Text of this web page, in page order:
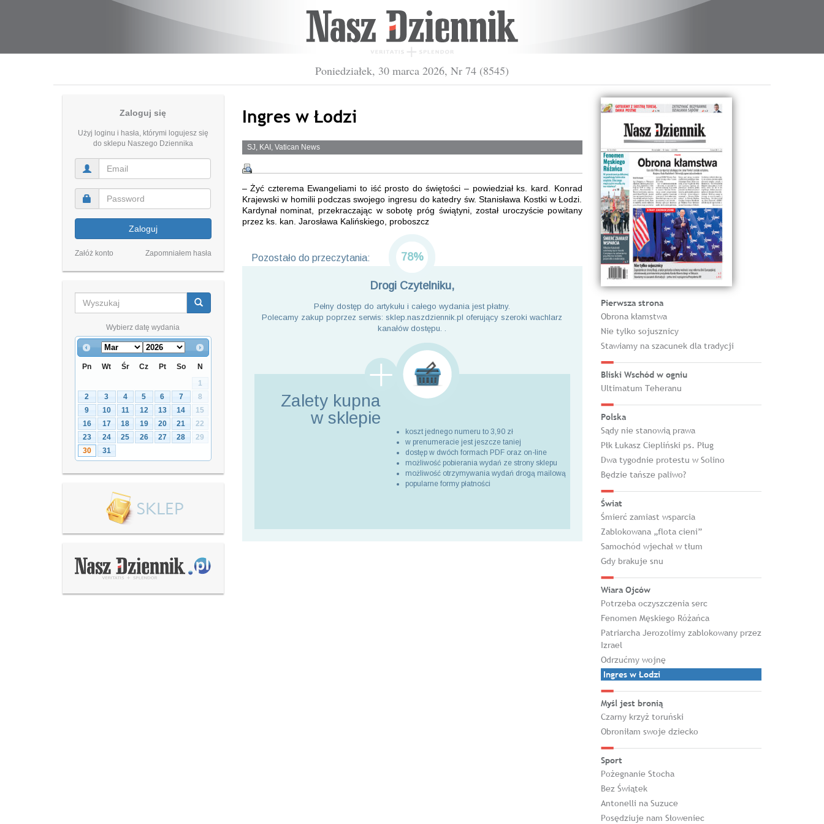
Poniedziałek, 30 marca 2026, Nr 74 (8545)
Zaloguj się
Użyj loginu i hasła, którymi logujesz się
do sklepu Naszego Dziennika
Zaloguj
Załóż konto Zapomniałem hasła
Wybierz datę wydania
Pn Wt Śr Cz Pt So
N
1
2
3 4 5 6 7
8
9
10 11 12 13 14
15
16
17 18 19 20 21
22
23
24 25 26 27 28
29
30
31
Ingres w Łodzi
SJ, KAI, Vatican News
– Żyć czterema Ewangeliami to iść prosto do świętości – powiedział ks. kard. Konrad
Krajewski w homilii podczas swojego ingresu do katedry św. Stanisława Kostki w Łodzi.
Kardynał nominat, przekraczając w sobotę próg świątyni, został uroczyście powitany
przez ks. kan. Jarosława Kalińskiego, proboszcz
Pozostało do przeczytania: 78%
Drogi Czytelniku,
Pełny dostęp do artykułu i całego wydania jest płatny.
Polecamy zakup poprzez serwis: sklep.naszdziennik.pl oferujący szeroki wachlarz
kanałów dostępu. .
Zalety kupna
w sklepie
koszt jednego numeru to 3,90 zł
w prenumeracie jest jeszcze taniej
dostęp w dwóch formach PDF oraz on-line
możliwość pobierania wydań ze strony sklepu
możliwość otrzymywania wydań drogą mailową
popularne formy płatności
Pierwsza strona
Obrona kłamstwa
Nie tylko sojusznicy
Stawiamy na szacunek dla tradycji
Bliski Wschód w ogniu
Ultimatum Teheranu
Polska
Sądy nie stanowią prawa
Płk Łukasz Ciepliński ps. Pług
Dwa tygodnie protestu w Solino
Będzie tańsze paliwo?
Świat
Śmierć zamiast wsparcia
Zablokowana „flota cieni”
Samochód wjechał w tłum
Gdy brakuje snu
Wiara Ojców
Potrzeba oczyszczenia serc
Fenomen Męskiego Różańca
Patriarcha Jerozolimy zablokowany przez
Izrael
Odrzućmy wojnę
Ingres w Łodzi
Myśl jest bronią
Czarny krzyż toruński
Obroniłam swoje dziecko
Sport
Pożegnanie Stocha
Bez Świątek
Antonelli na Suzuce
Posędziuje nam Słoweniec